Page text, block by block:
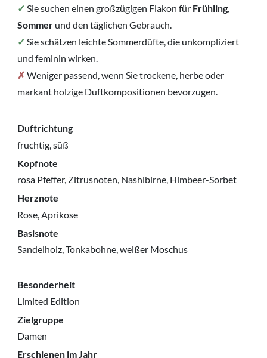
✓ Sie suchen einen großzügigen Flakon für Frühling,
Sommer und den täglichen Gebrauch.
✓ Sie schätzen leichte Sommerdüfte, die unkompliziert
und feminin wirken.
✗ Weniger passend, wenn Sie trockene, herbe oder
markant holzige Duftkompositionen bevorzugen.
Duftrichtung
fruchtig, süß
Kopfnote
rosa Pfeffer, Zitrusnoten, Nashibirne, Himbeer-Sorbet
Herznote
Rose, Aprikose
Basisnote
Sandelholz, Tonkabohne, weißer Moschus
Besonderheit
Limited Edition
Zielgruppe
Damen
Erschienen im Jahr